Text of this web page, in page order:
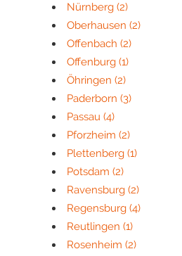
Nürnberg (2)
Oberhausen (2)
Offenbach (2)
Offenburg (1)
Öhringen (2)
Paderborn (3)
Passau (4)
Pforzheim (2)
Plettenberg (1)
Potsdam (2)
Ravensburg (2)
Regensburg (4)
Reutlingen (1)
Rosenheim (2)